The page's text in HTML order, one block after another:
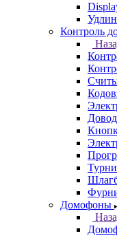
Контроль
Домофоны